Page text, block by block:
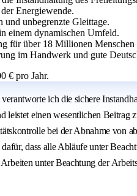
Energiewende.
unbegrenzte Gleittage.
einem dynamischen Umfeld.
für über 18 Millionen
im Handwerk und gute
€ pro Jahr.
ich die sichere
einen wesentlichen
bei der Abnahme von
dass alle Abläufe unter
unter Beachtung der